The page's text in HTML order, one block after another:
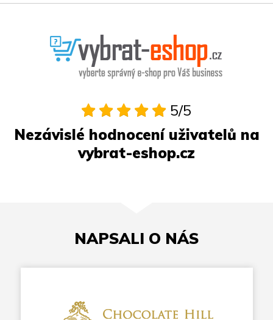
5/5
Nezávislé hodnocení uživatelů na
vybrat-eshop.cz
NAPSALI O NÁS